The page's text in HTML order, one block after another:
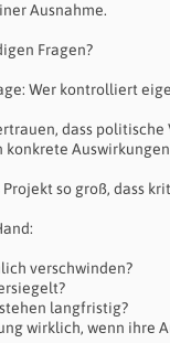
Ausnahme.
Fragen?
Wer kontrolliert
dass
konkrete
so groß, dass
verschwinden?
langfristig?
wirklich, wenn ihre